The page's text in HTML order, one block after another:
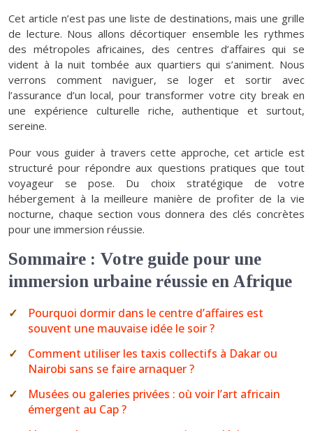
Cet article n’est pas une liste de destinations, mais une grille
de lecture. Nous allons décortiquer ensemble les rythmes
des métropoles africaines, des centres d’affaires qui se
vident à la nuit tombée aux quartiers qui s’animent. Nous
verrons comment naviguer, se loger et sortir avec
l’assurance d’un local, pour transformer votre city break en
une expérience culturelle riche, authentique et surtout,
sereine.
Pour vous guider à travers cette approche, cet article est
structuré pour répondre aux questions pratiques que tout
voyageur se pose. Du choix stratégique de votre
hébergement à la meilleure manière de profiter de la vie
nocturne, chaque section vous donnera des clés concrètes
pour une immersion réussie.
Sommaire : Votre guide pour une
immersion urbaine réussie en Afrique
Pourquoi dormir dans le centre d’affaires est
souvent une mauvaise idée le soir ?
Comment utiliser les taxis collectifs à Dakar ou
Nairobi sans se faire arnaquer ?
Musées ou galeries privées : où voir l’art africain
émergent au Cap ?